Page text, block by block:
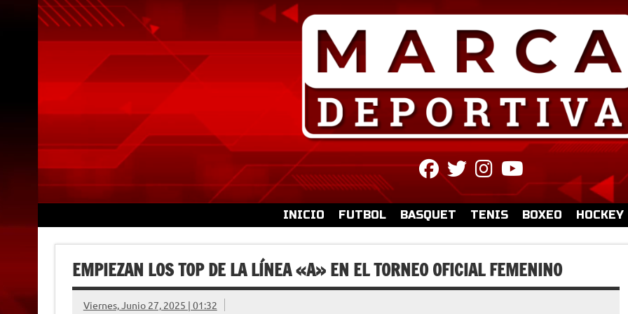
fab
fa-
facebook
fab
fa-
twitter
fab
fa-
instagram
fa-
youtube
INICIO FUTBOL BASQUET TENIS BOXEO HOCKEY
EMPIEZAN LOS TOP DE LA LÍNEA «A» EN EL TORNEO OFICIAL FEMENINO
Viernes, Junio 27, 2025 | 01:32